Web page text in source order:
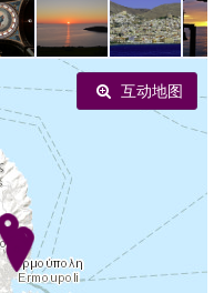
互动地图